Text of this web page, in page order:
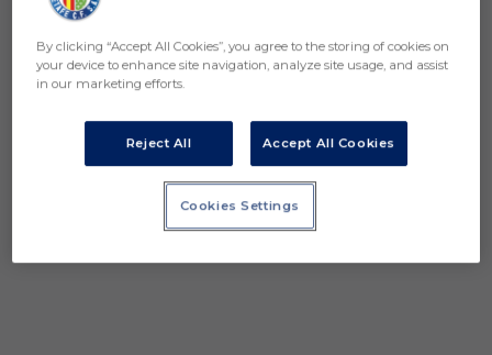
By clicking “Accept All Cookies”, you agree to the storing of cookies on
your device to enhance site navigation, analyze site usage, and assist
in our marketing efforts.
Reject All Accept All Cookies
Cookies Settings